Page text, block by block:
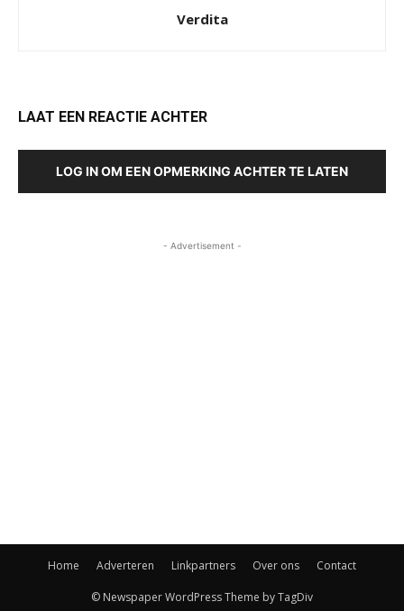
Verdita
LAAT EEN REACTIE ACHTER
LOG IN OM EEN OPMERKING ACHTER TE LATEN
- Advertisement -
Home Adverteren Linkpartners Over ons Contact
© Newspaper WordPress Theme by TagDiv